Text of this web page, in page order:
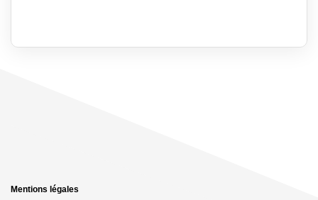
Mentions légales